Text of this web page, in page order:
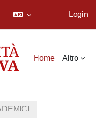
Login
Home Altro